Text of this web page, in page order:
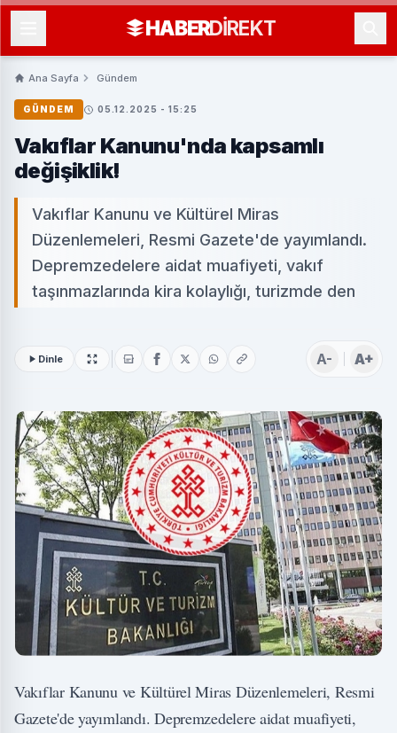
HABERDIREKT
Ana Sayfa Gündem
GÜNDEM 05.12.2025 - 15:25
Vakıflar Kanunu'nda kapsamlı
değişiklik!
Vakıflar Kanunu ve Kültürel Miras
Düzenlemeleri, Resmi Gazete'de yayımlandı.
Depremzedelere aidat muafiyeti, vakıf
taşınmazlarında kira kolaylığı, turizmde den
Dinle A- A+
Vakıflar Kanunu ve Kültürel Miras Düzenlemeleri, Resmi
Gazete'de yayımlandı. Depremzedelere aidat muafiyeti,